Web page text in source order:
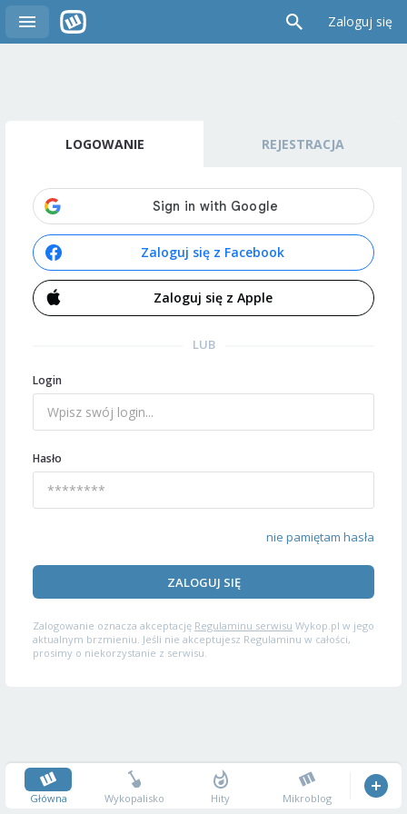
Zaloguj się
LOGOWANIE REJESTRACJA
Zaloguj się z Facebook
Zaloguj się z Apple
LUB
Login
Hasło
nie pamiętam hasła
ZALOGUJ SIĘ
Zalogowanie oznacza akceptację Regulaminu serwisu Wykop.pl w jego
aktualnym brzmieniu. Jeśli nie akceptujesz Regulaminu w całości,
prosimy o niekorzystanie z serwisu.
Główna Wykopalisko Hity Mikroblog